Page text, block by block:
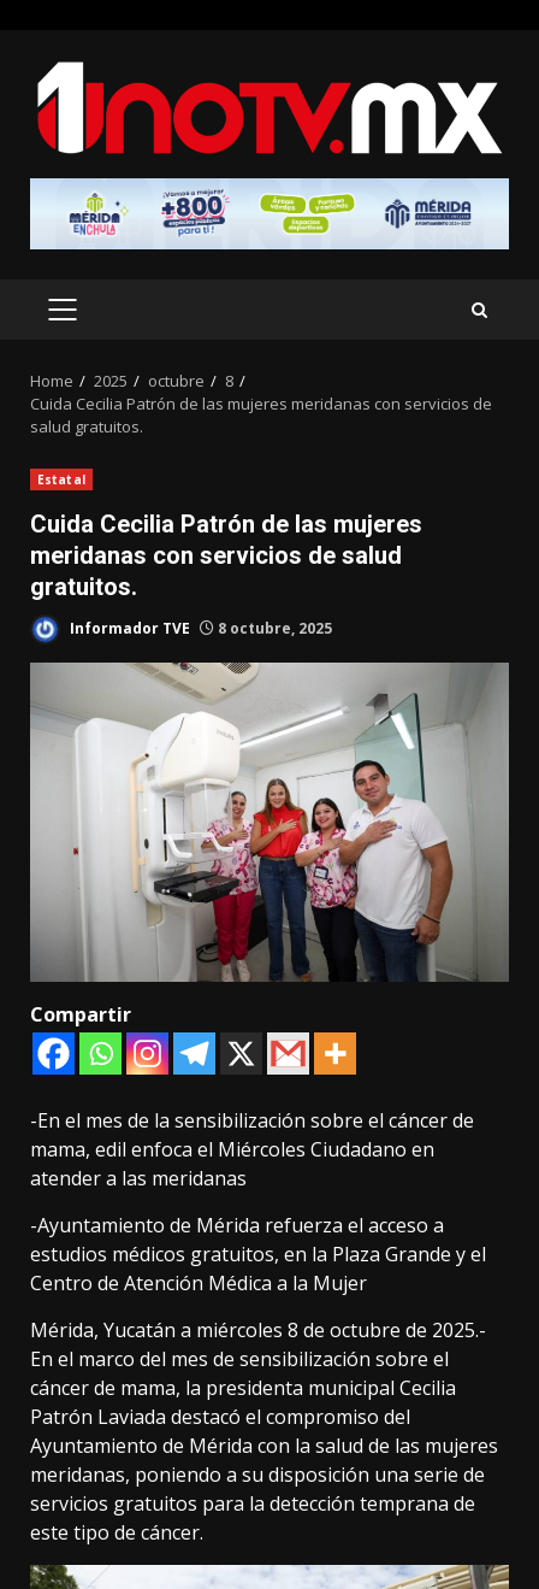
content
PRIMARY
Home 2025 octubre
8
Cuida Cecilia Patrón de las mujeres meridanas con servicios de
salud gratuitos.
Estatal
Cuida Cecilia Patrón de las mujeres
meridanas con servicios de salud
gratuitos.
Informador TVE 8 octubre, 2025
Compartir
-En el mes de la sensibilización sobre el cáncer de
mama, edil enfoca el Miércoles Ciudadano en
atender a las meridanas
-Ayuntamiento de Mérida refuerza el acceso a
estudios médicos gratuitos, en la Plaza Grande y el
Centro de Atención Médica a la Mujer
Mérida, Yucatán a miércoles 8 de octubre de 2025.-
En el marco del mes de sensibilización sobre el
cáncer de mama, la presidenta municipal Cecilia
Patrón Laviada destacó el compromiso del
Ayuntamiento de Mérida con la salud de las mujeres
meridanas, poniendo a su disposición una serie de
servicios gratuitos para la detección temprana de
este tipo de cáncer.